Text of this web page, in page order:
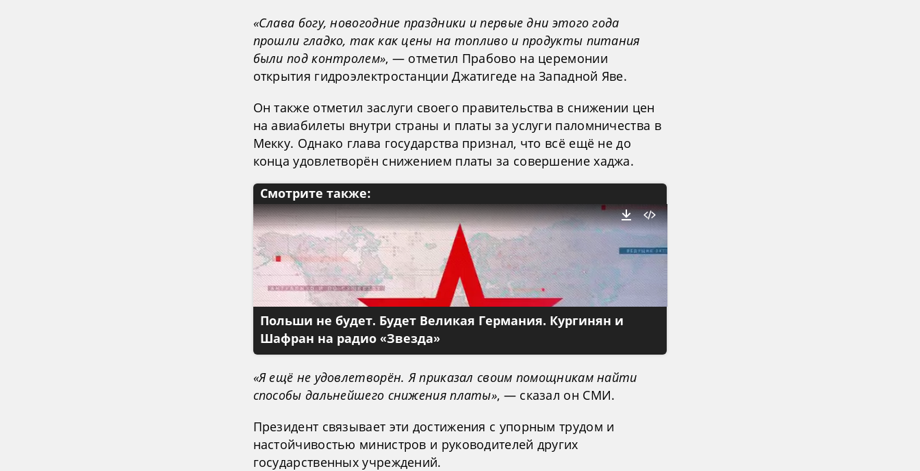
«Слава богу, новогодние праздники и первые дни этого года
прошли гладко, так как цены на топливо и продукты питания
были под контролем», — отметил Прабово на церемонии
открытия гидроэлектростанции Джатигеде на Западной Яве.
Он также отметил заслуги своего правительства в снижении цен
на авиабилеты внутри страны и платы за услуги паломничества в
Мекку. Однако глава государства признал, что всё ещё не до
конца удовлетворён снижением платы за совершение хаджа.
Смотрите также:
Польши не будет. Будет Великая Германия. Кургинян и
Шафран на радио «Звезда»
«Я ещё не удовлетворён. Я приказал своим помощникам найти
способы дальнейшего снижения платы», — сказал он СМИ.
Президент связывает эти достижения с упорным трудом и
настойчивостью министров и руководителей других
государственных учреждений.